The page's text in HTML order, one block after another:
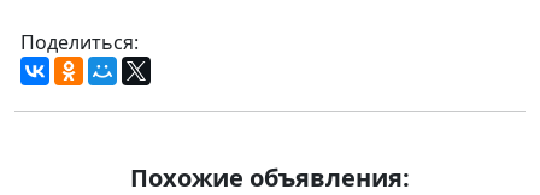
Поделиться:
Похожие объявления: